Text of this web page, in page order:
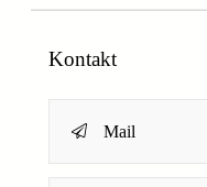
Kontakt
Mail